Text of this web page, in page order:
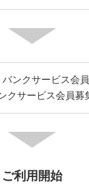
ンクサービス会
クサービス会員募
ご利用開始